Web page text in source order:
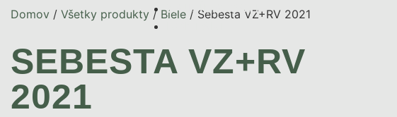
ZAUJÍMAVOSTI
Domov / Všetky produkty / Biele / Sebesta VZ+RV 2021
SEBESTA VZ+RV
2021